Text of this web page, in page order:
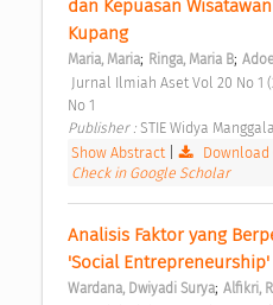
dan Kepuasan
Kupang
Maria, Maria; Ringa, Maria B;
No 1
Publisher : STIE Widya Manggala
Show Abstract
Download
Check in Google Scholar
Analisis Faktor yang
'Social Entrepreneurship'
Wardana, Dwiyadi Surya; Alfikri,